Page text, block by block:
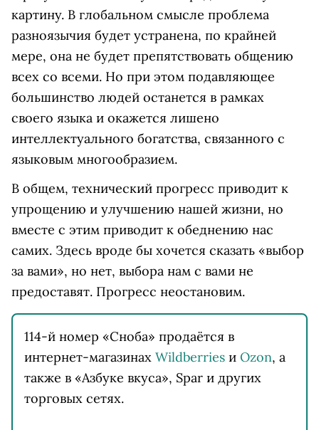
картину. В глобальном смысле проблема
разноязычия будет устранена, по крайней
мере, она не будет препятствовать общению
всех со всеми. Но при этом подавляющее
большинство людей останется в рамках
своего языка и окажется лишено
интеллектуального богатства, связанного с
языковым многообразием.
В общем, технический прогресс приводит к
упрощению и улучшению нашей жизни, но
вместе с этим приводит к обеднению нас
самих. Здесь вроде бы хочется сказать «выбор
за вами», но нет, выбора нам с вами не
предоставят. Прогресс неостановим.
114-й номер «Сноба» продаётся в
интернет-магазинах Wildberries и Ozon, а
также в «Азбуке вкуса», Spar и других
торговых сетях.